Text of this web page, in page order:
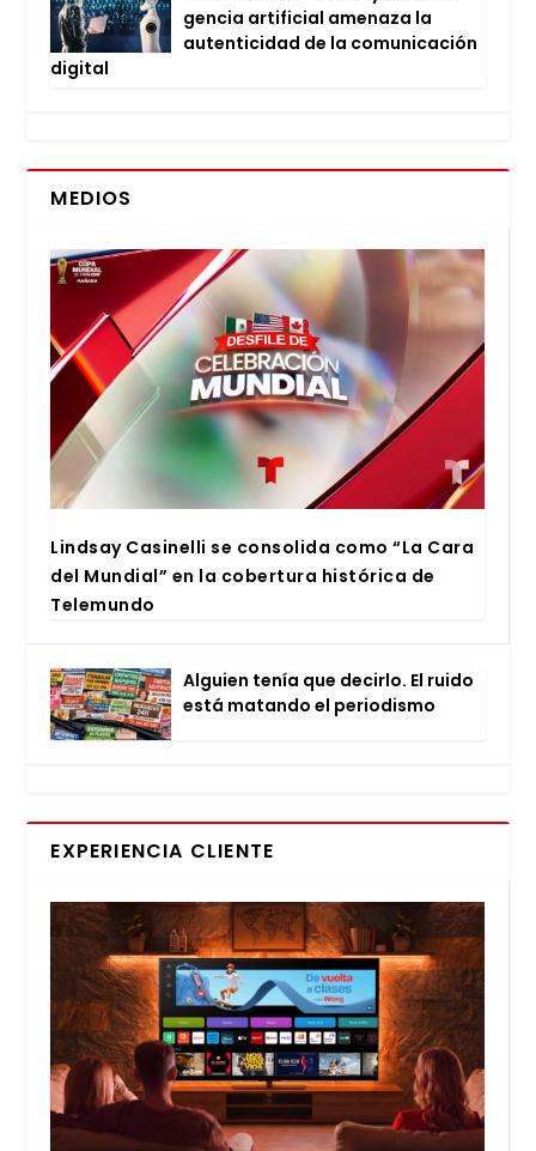
gen­cia arti­fi­cial ame­na­za la
auten­ti­ci­dad de la comu­ni­ca­ción
digi­tal
MEDIOS
Lind­say Casi­ne­lli se con­so­li­da como “La Cara
del Mun­dial” en la cober­tu­ra his­tó­ri­ca de
Tele­mun­do
Alguien tenía que decir­lo. El rui­do
está matan­do el perio­dis­mo
EXPERIENCIA CLIENTE